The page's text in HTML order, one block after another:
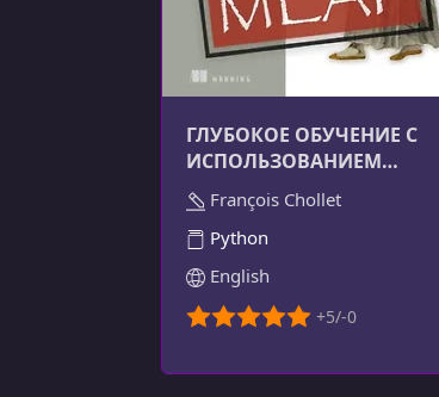
ГЛУБОКОЕ ОБУЧЕНИЕ С
ИСПОЛЬЗОВАНИЕМ
PYTHON. ТРЕТЬЕ
ИЗДАНИЕ
François Chollet
Python
English